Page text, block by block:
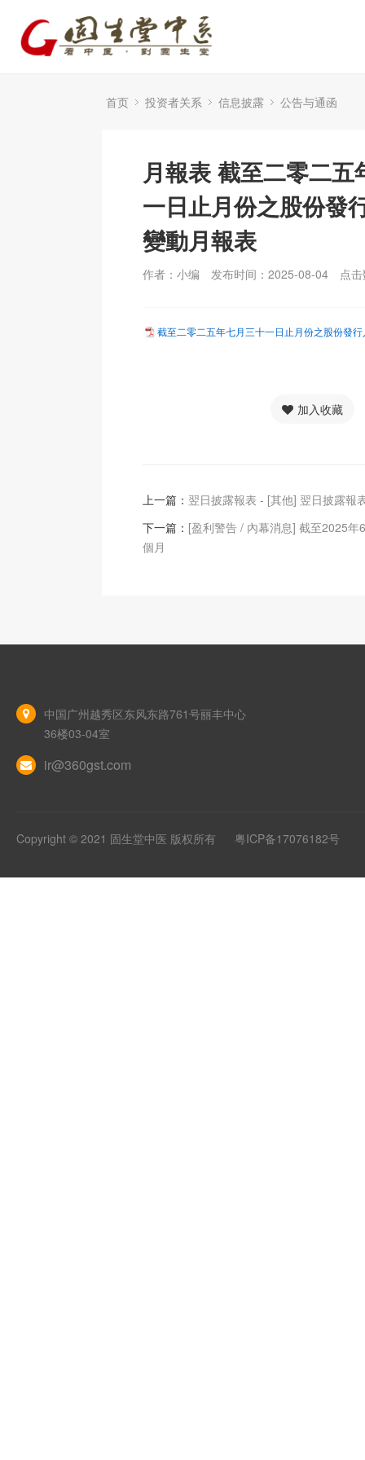
首页 投资者关系 信息披露 公告与通函
月報表 截至二零二五
一日止月份之股份發
變動月報表
作者：小编 发布时间：2025-08-04 点
截至二零二五年七月三十一日止月份之股份發
加入收藏
上一篇： 翌日披露報表 - [其他] 翌日披露報
下一篇： [盈利警告 / 內幕消息] 截至2025年
個月
中国广州越秀区东风东路761号丽丰中心
36楼03-04室
ir@360gst.com
Copyright © 2021 固生堂中医 版权所有 粤ICP备17076182号